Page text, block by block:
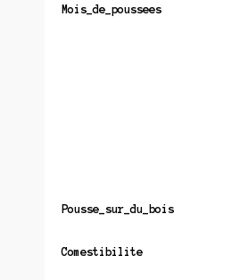
Mois_de_poussees
Pousse_sur_du_bois
Comestibilite